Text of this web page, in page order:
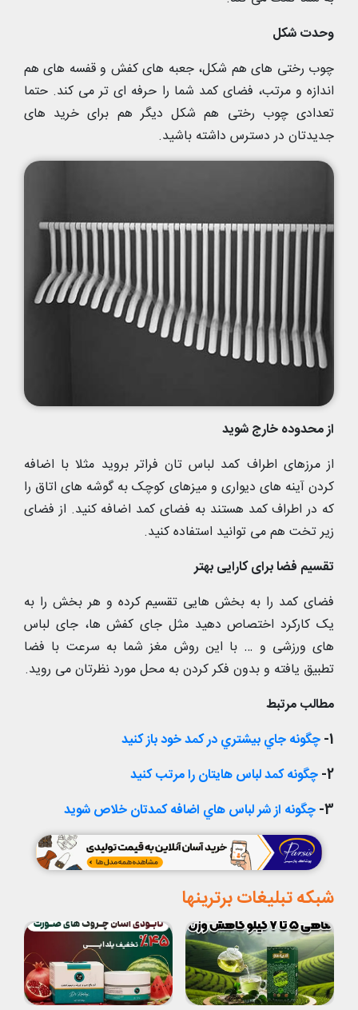
وحدت شکل
چوب رختی های هم شکل، جعبه های کفش و قفسه های هم
اندازه و مرتب، فضای کمد شما را حرفه ای تر می کند. حتما
تعدادی چوب رختی هم شکل دیگر هم برای خرید های
جدیدتان در دسترس داشته باشید.
از محدوده خارج شوید
از مرزهای اطراف کمد لباس تان فراتر بروید مثلا با اضافه
کردن آینه های دیواری و میزهای کوچک به گوشه های اتاق را
که در اطراف کمد هستند به فضای کمد اضافه کنید. از فضای
زیر تخت هم می توانید استفاده کنید.
تقسیم فضا برای کارایی بهتر
فضای کمد را به بخش هایی تقسیم کرده و هر بخش را به
یک کارکرد اختصاص دهید مثل جای کفش ها، جای لباس
های ورزشی و … با این روش مغز شما به سرعت با فضا
تطبیق یافته و بدون فکر کردن به محل مورد نظرتان می روید.
مطالب مرتبط
1- چگونه جاي بيشتري در کمد خود باز کنيد
2- چگونه کمد لباس هايتان را مرتب کنيد
3- چگونه از شر لباس هاي اضافه کمدتان خلاص شويد
شبکه تبلیغات برترینها